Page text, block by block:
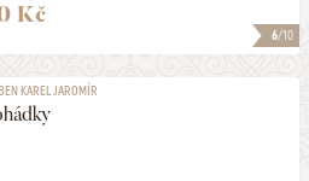
6/10
Kč
KAREL JAROMÍR